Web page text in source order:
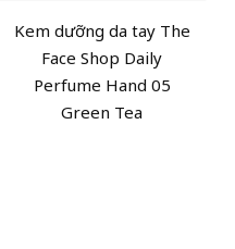
Kem dưỡng da tay The
Face Shop Daily
Perfume Hand 05
Green Tea